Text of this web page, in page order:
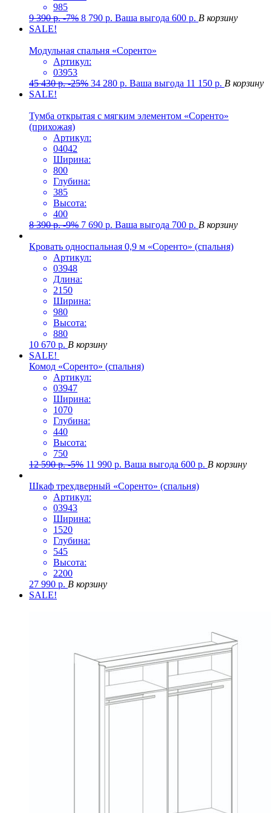
985
9 390р. -7% 8 790 р. Ваша выгода 600 р. В корзину
SALE!
Модульная спальня «Соренто»
Артикул:
03953
45 430р. -25% 34 280 р. Ваша выгода 11 150 р. В корзину
SALE!
Тумба открытая с мягким элементом «Соренто»
(прихожая)
Артикул:
04042
Ширина:
800
Глубина:
385
Высота:
400
8 390р. -9% 7 690 р. Ваша выгода 700 р. В корзину
Кровать односпальная 0,9 м «Соренто» (спальня)
Артикул:
03948
Длина:
2150
Ширина:
980
Высота:
880
10 670 р. В корзину
SALE!
Комод «Соренто» (спальня)
Артикул:
03947
Ширина:
1070
Глубина:
440
Высота:
750
12 590р. -5% 11 990 р. Ваша выгода 600 р. В корзину
Шкаф трехдверный «Соренто» (спальня)
Артикул:
03943
Ширина:
1520
Глубина:
545
Высота:
2200
27 990 р. В корзину
SALE!